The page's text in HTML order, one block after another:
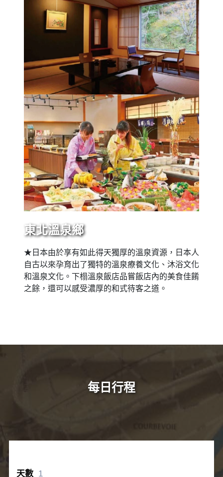
東北溫泉鄉
★日本由於享有如此得天獨厚的溫泉資源，日本人
自古以來孕育出了獨特的溫泉療養文化、沐浴文化
和溫泉文化。下榻溫泉飯店品嘗飯店內的美食佳餚
之餘，還可以感受濃厚的和式待客之道。
每日行程
1